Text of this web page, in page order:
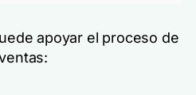
apoyar el proceso de